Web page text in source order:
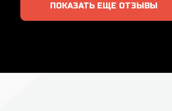
ПОКАЗАТЬ ЕЩЕ ОТЗЫВЫ